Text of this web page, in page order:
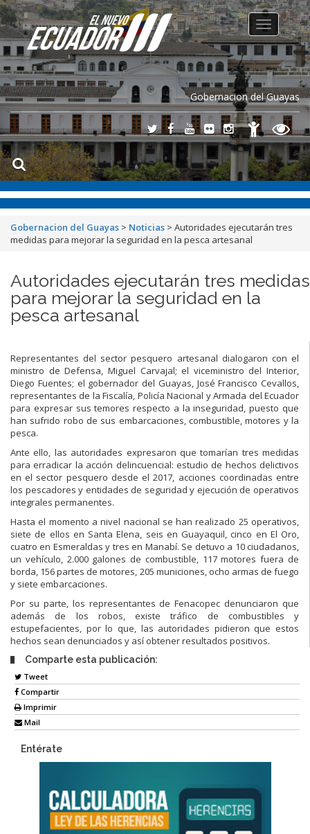
Gobernacion del Guayas
Toggle
navigation
Gobernacion del Guayas > Noticias > Autoridades ejecutarán tres
medidas para mejorar la seguridad en la pesca artesanal
Autoridades ejecutarán tres medidas
para mejorar la seguridad en la
pesca artesanal
Representantes del sector pesquero artesanal dialogaron con el
ministro de Defensa, Miguel Carvajal; el viceministro del Interior,
Diego Fuentes; el gobernador del Guayas, José Francisco Cevallos,
representantes de la Fiscalía, Policía Nacional y Armada del Ecuador
para expresar sus temores respecto a la inseguridad, puesto que
han sufrido robo de sus embarcaciones, combustible, motores y la
pesca.
Ante ello, las autoridades expresaron que tomarían tres medidas
para erradicar la acción delincuencial: estudio de hechos delictivos
en el sector pesquero desde el 2017, acciones coordinadas entre
los pescadores y entidades de seguridad y ejecución de operativos
integrales permanentes.
Hasta el momento a nivel nacional se han realizado 25 operativos,
siete de ellos en Santa Elena, seis en Guayaquil, cinco en El Oro,
cuatro en Esmeraldas y tres en Manabí. Se detuvo a 10 ciudadanos,
un vehículo, 2.000 galones de combustible, 117 motores fuera de
borda, 156 partes de motores, 205 municiones, ocho armas de fuego
y siete embarcaciones.
Por su parte, los representantes de Fenacopec denunciaron que
además de los robos, existe tráfico de combustibles y
estupefacientes, por lo que, las autoridades pidieron que estos
hechos sean denunciados y así obtener resultados positivos.
Comparte esta publicación:
Tweet
Compartir
Imprimir
Mail
Entérate